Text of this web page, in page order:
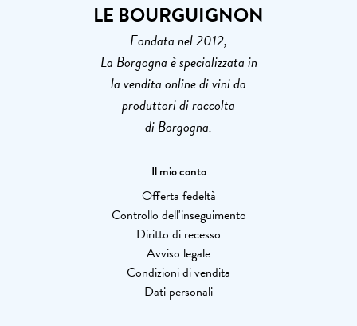
LE BOURGUIGNON
Fondata nel 2012,
La Borgogna è specializzata in
la vendita online di vini da
produttori di raccolta
di Borgogna.
Il mio conto
Offerta fedeltà
Controllo dell'inseguimento
Diritto di recesso
Avviso legale
Condizioni di vendita
Dati personali